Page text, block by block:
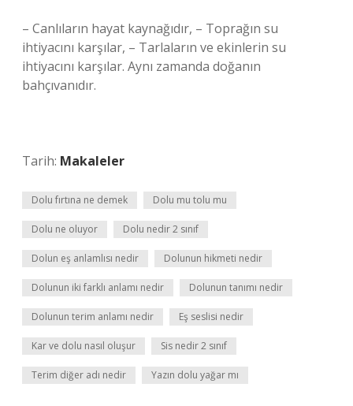
– Canlıların hayat kaynağıdır, – Toprağın su
ihtiyacını karşılar, – Tarlaların ve ekinlerin su
ihtiyacını karşılar. Aynı zamanda doğanın
bahçıvanıdır.
Tarih: Makaleler
Dolu fırtına ne demek Dolu mu tolu mu
Dolu ne oluyor Dolu nedir 2 sınıf
Dolun eş anlamlısı nedir Dolunun hikmeti nedir
Dolunun iki farklı anlamı nedir Dolunun tanımı nedir
Dolunun terim anlamı nedir Eş seslisi nedir
Kar ve dolu nasıl oluşur Sis nedir 2 sınıf
Terim diğer adı nedir Yazın dolu yağar mı